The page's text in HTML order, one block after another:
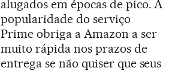
alugados em épocas de pico. A
popularidade do serviço
Prime obriga a Amazon a ser
muito rápida nos prazos de
entrega se não quiser que seus